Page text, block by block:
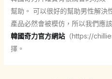
幫助。 可以很好的幫助男性解決
產品必然會被模仿，所以我們應
韓國奇力官方網站（https://
擇。